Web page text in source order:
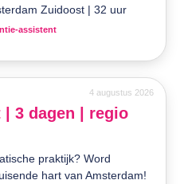
Zuidoost | 32 uur
assistent
4 augustus 2026
3 dagen | regio
praktijk? Word
hart van Amsterdam!